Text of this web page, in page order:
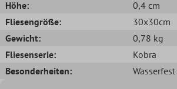
Höhe:
0,4 cm
Fliesengröße:
30x30cm
Gewicht:
0,78 kg
Fliesenserie:
Kobra
Besonderheiten:
Wasserfest